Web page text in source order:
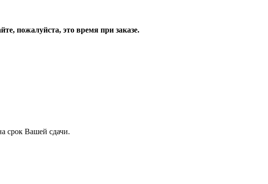
пожалуйста, это время при заказе.
срок Вашей сдачи.